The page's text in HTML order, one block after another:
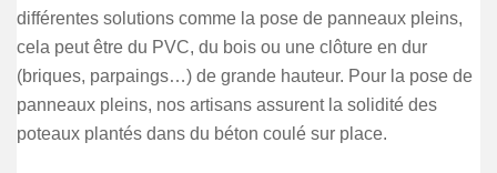
différentes solutions comme la pose de panneaux pleins,
cela peut être du PVC, du bois ou une clôture en dur
(briques, parpaings…) de grande hauteur. Pour la pose de
panneaux pleins, nos artisans assurent la solidité des
poteaux plantés dans du béton coulé sur place.